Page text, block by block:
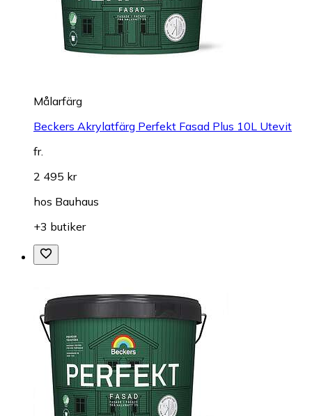
Målarfärg
Beckers Akrylatfärg Perfekt Fasad Plus 10L Utevit
fr.
2 495 kr
hos Bauhaus
+3 butiker